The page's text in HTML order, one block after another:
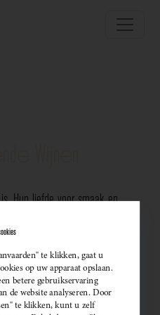
Hun liefde voor smaak en
wijnen. Meer dan ooit
bubbels — ideaal als
verfijnde match bij een
diner. Santé!
te klikken, gaat u
op uw apparaat opslaan.
betere gebruikservaring
de website analyseren. Door
te klikken, kunt u zelf